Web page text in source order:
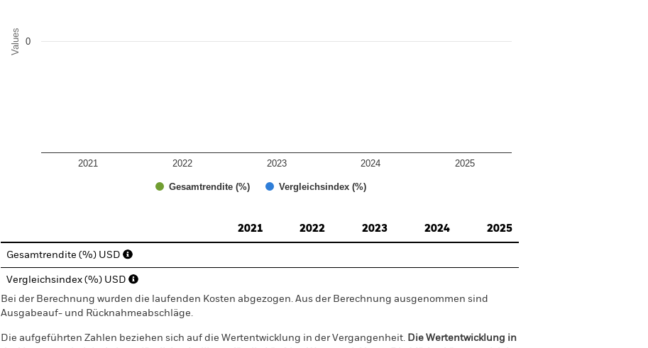
Values
Gesamtrendite (%) Vergleichsindex (%)
2021 2022 2023 2024 2025
0
2021
2022 2023 2024 2025
Gesamtrendite (%) USD
Vergleichsindex (%) USD
Bei der Berechnung wurden die laufenden Kosten abgezogen. Aus der Berechnung ausgenommen sind
Ausgabeauf- und Rücknahmeabschläge.
Die aufgeführten Zahlen beziehen sich auf die Wertentwicklung in der Vergangenheit. Die Wertentwicklung in